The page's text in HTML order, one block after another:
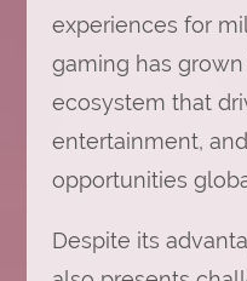
experiences for
gaming has
ecosystem that
entertainment,
opportunities
Despite its